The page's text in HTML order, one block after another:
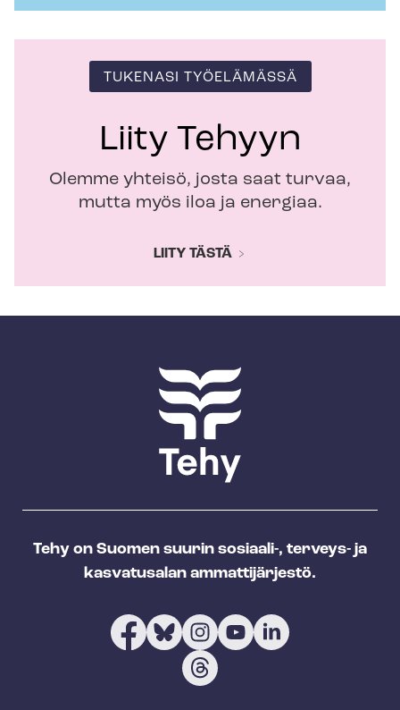
TUKENASI TYÖELÄMÄSSÄ
Liity Tehyyn
Olemme yhteisö, josta saat turvaa,
mutta myös iloa ja energiaa.
LIITY TÄSTÄ
Tehy on Suomen suurin sosiaali-, terveys- ja
kasvatusalan ammattijärjestö.